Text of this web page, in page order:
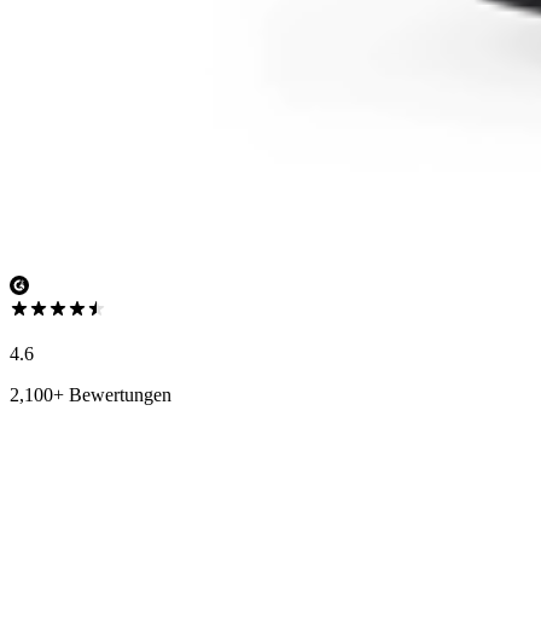
4.6
2,100+ Bewertungen